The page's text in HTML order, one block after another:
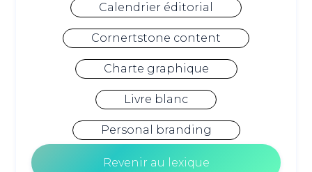
Calendrier éditorial
Cornertstone content
Charte graphique
Livre blanc
Personal branding
Revenir au lexique